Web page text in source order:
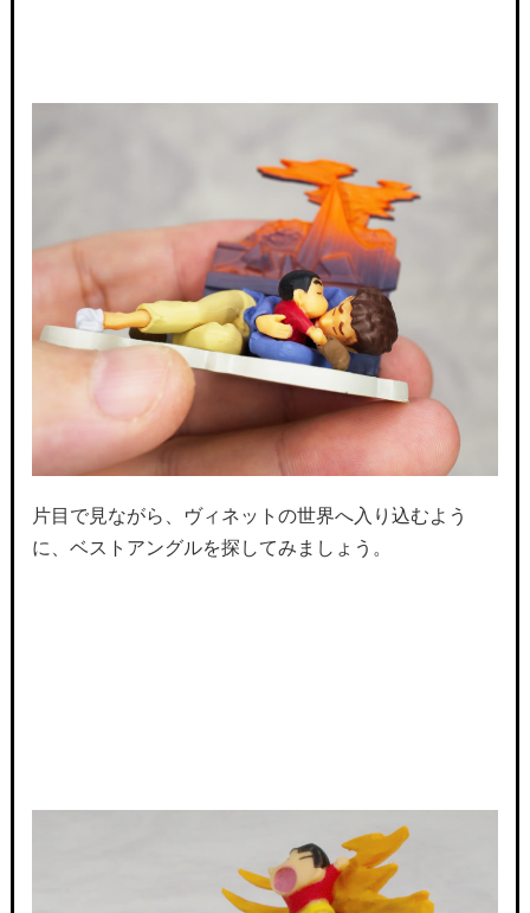
片目で見ながら、ヴィネットの世界へ入り込むよう
に、ベストアングルを探してみましょう。